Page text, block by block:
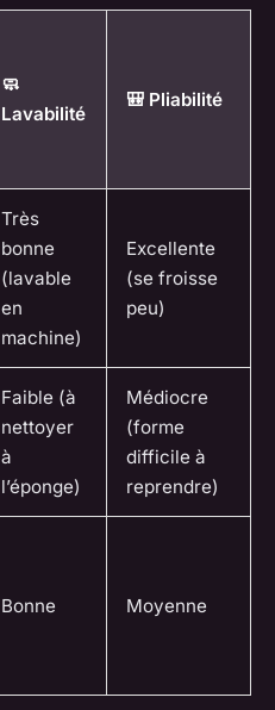
🧼
Lavabilité
🎒 Pliabilité
Très
bonne
(lavable
en
machine)
Excellente
(se froisse
peu)
Faible (à
nettoyer
à
l’éponge)
Médiocre
(forme
difficile à
reprendre)
Bonne Moyenne